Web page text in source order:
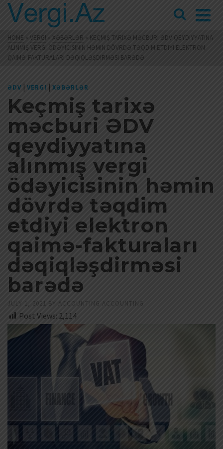
HOME » VERGI » XƏBƏRLƏR » KEÇMIŞ TARIXƏ MƏCBURI ƏDV QEYDIYYATINA
ALINMIŞ VERGI ÖDƏYICISININ HƏMIN DÖVRDƏ TƏQDIM ETDIYI ELEKTRON
QAIMƏ-FAKTURALARI DƏQIQLƏŞDIRMƏSI BARƏDƏ
ƏDV | VERGI | XƏBƏRLƏR
Keçmiş tarixə
məcburi ƏDV
qeydiyyatına
alınmış vergi
ödəyicisinin həmin
dövrdə təqdim
etdiyi elektron
qaimə-fakturaları
dəqiqləşdirməsi
barədə
JULY 1, 2021 BY ACCOUNTING ACCOUNTING
Post Views: 2,114